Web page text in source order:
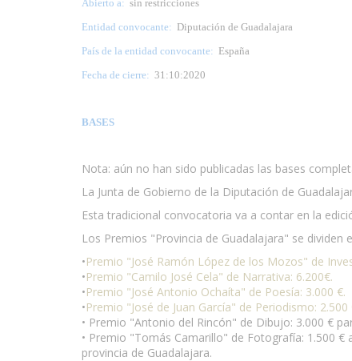
Abierto a: sin restricciones
Entidad convocante: Diputación de Guadalajara
País de la entidad convocante: España
Fecha de cierre: 31:10:2020
BASES
Nota: aún no han sido publicadas las bases
La Junta de Gobierno de la Diputación de
Esta tradicional convocatoria va a contar en la
Los Premios "Provincia de Guadalajara" se dividen
•Premio "José Ramón López de los Mozos" de
•Premio "Camilo José Cela" de Narrativa: 6.200€.
•Premio "José Antonio Ochaíta" de Poesía: 3.000 €.
•Premio "José de Juan García" de Periodismo: 2.500
• Premio "Antonio del Rincón" de Dibujo: 3.000 €
• Premio "Tomás Camarillo" de Fotografía: 1.500
provincia de Guadalajara.